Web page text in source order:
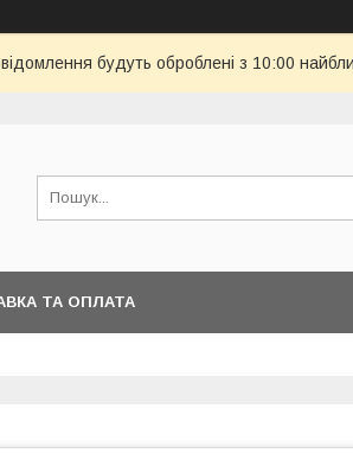
будуть оброблені з 10:00
ТА ОПЛАТА